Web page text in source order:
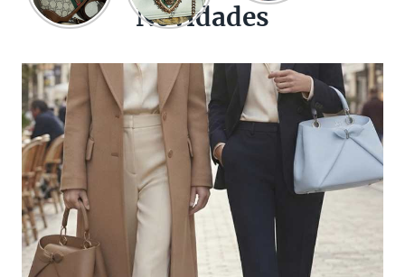
Novidades